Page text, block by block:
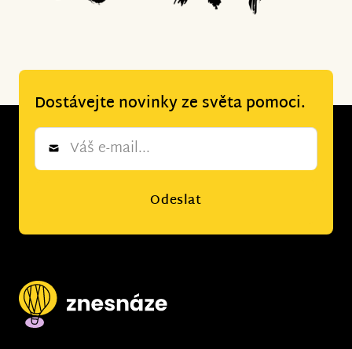
Dostávejte novinky ze světa pomoci.
Newsletter
Odeslat